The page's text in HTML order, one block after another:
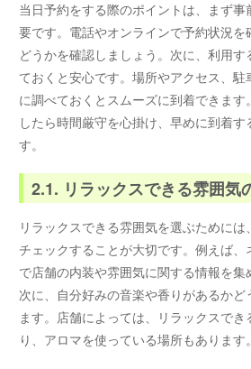
当日予約をする際のポイントは、まず
要です。電話やオンラインで予約状況
どうかを確認しましょう。次に、利用す
ておくと安心です。場所やアクセス、
に調べておくとスムーズに到着できま
したら時間厳守を心掛け、早めに到着す
す。
2.1. リラックスできる雰囲気
リラックスできる雰囲気を選ぶために
チェックすることが大切です。例えば、
で店舗の内装や雰囲気に関する情報を集
次に、自分好みの音楽や香りがあるかど
ます。店舗によっては、リラックスでき
り、アロマを使っている場所もあります。